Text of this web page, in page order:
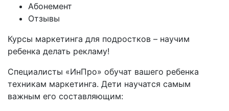
Абонемент
Отзывы
Курсы маркетинга для подростков – научим
ребенка делать рекламу!
Специалисты «ИнПро» обучат вашего ребенка
техникам маркетинга. Дети научатся самым
важным его составляющим: